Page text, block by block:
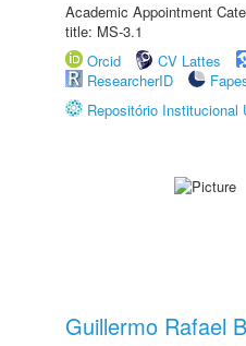
Academic Appointment
title: MS-3.1
Orcid
CV Lattes
ResearcherID
Repositório Institucional
Guillermo Rafael